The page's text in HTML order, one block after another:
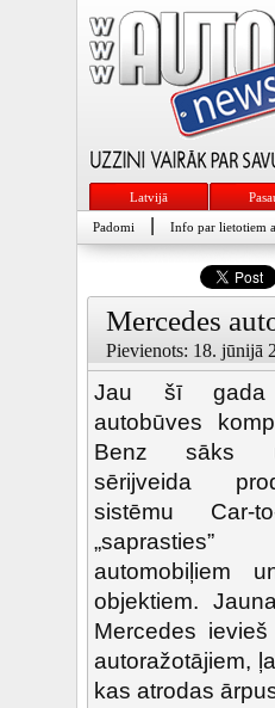
Latvijā
Padomi Info par lietotiem
Mercedes
Pievienots: 18. jūnijā
Jau šī gada
autobūves
Benz sāks
sērijveida
sistēmu
automobiļiem
objektiem.
Mercedes
autoražotājiem,
kas atrodas